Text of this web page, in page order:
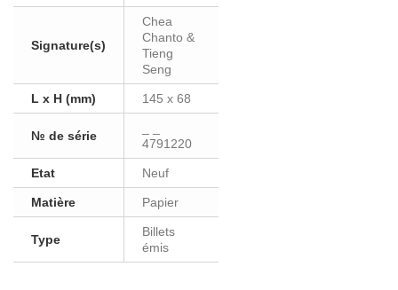
Signature(s)
Chea
Chanto &
Tieng
Seng
L x H (mm) 145 x 68
№ de série
4791220
Etat Neuf
Matière Papier
Type
Billets
émis